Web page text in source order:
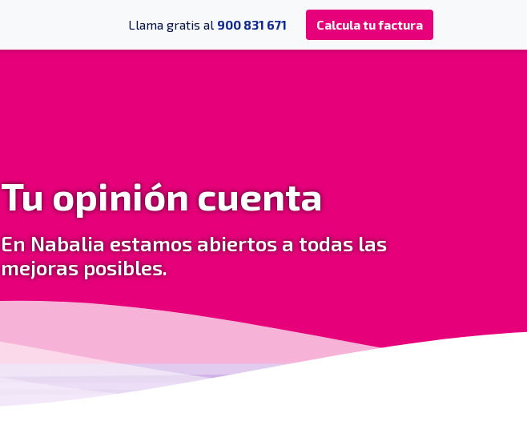
Llama gratis al 900 831 671 Calcula tu factura
Tu opinión cuenta
En Nabalia estamos abiertos a todas las
mejoras posibles.